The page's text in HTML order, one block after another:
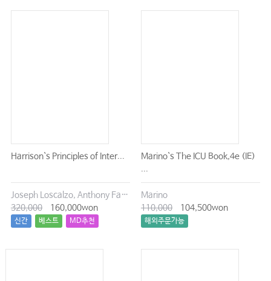
Harrison`s Principles of Inter...
Joseph Loscalzo, Anthony Fauci, Dennis Kasper, Stephen Hauser, Dan Longo, J. Larry Jameson
320,000
160,000won
신간 베스트 MD추천
Marino`s The ICU Book,4e (IE)
...
Marino
110,000
104,500won
해외주문가능